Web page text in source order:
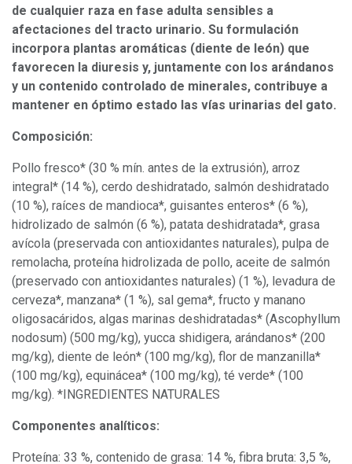
de cualquier raza en fase adulta sensibles a
afectaciones del tracto urinario. Su formulación
incorpora plantas aromáticas (diente de león) que
favorecen la diuresis y, juntamente con los arándanos
y un contenido controlado de minerales, contribuye a
mantener en óptimo estado las vías urinarias del gato.
Composición:
Pollo fresco* (30 % mín. antes de la extrusión), arroz
integral* (14 %), cerdo deshidratado, salmón deshidratado
(10 %), raíces de mandioca*, guisantes enteros* (6 %),
hidrolizado de salmón (6 %), patata deshidratada*, grasa
avícola (preservada con antioxidantes naturales), pulpa de
remolacha, proteína hidrolizada de pollo, aceite de salmón
(preservado con antioxidantes naturales) (1 %), levadura de
cerveza*, manzana* (1 %), sal gema*, fructo y manano
oligosacáridos, algas marinas deshidratadas* (Ascophyllum
nodosum) (500 mg/kg), yucca shidigera, arándanos* (200
mg/kg), diente de león* (100 mg/kg), flor de manzanilla*
(100 mg/kg), equinácea* (100 mg/kg), té verde* (100
mg/kg). *INGREDIENTES NATURALES
Componentes analíticos:
Proteína: 33 %, contenido de grasa: 14 %, fibra bruta: 3,5 %,